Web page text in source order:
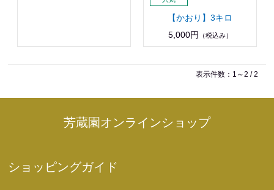
【かおり】3キロ
5,000円
（税込み）
表示件数：1～2 / 2
芳蔵園オンラインショップ
ショッピングガイド